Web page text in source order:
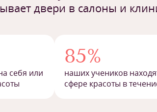
двери в салоны и
себя или
85%
наших учеников
сфере красоты в